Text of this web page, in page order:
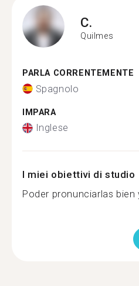
C.
Quilmes
PARLA CORRENTEMENTE
Spagnolo
IMPARA
Inglese
I miei obiettivi di studio
Poder pronunciarlas bien